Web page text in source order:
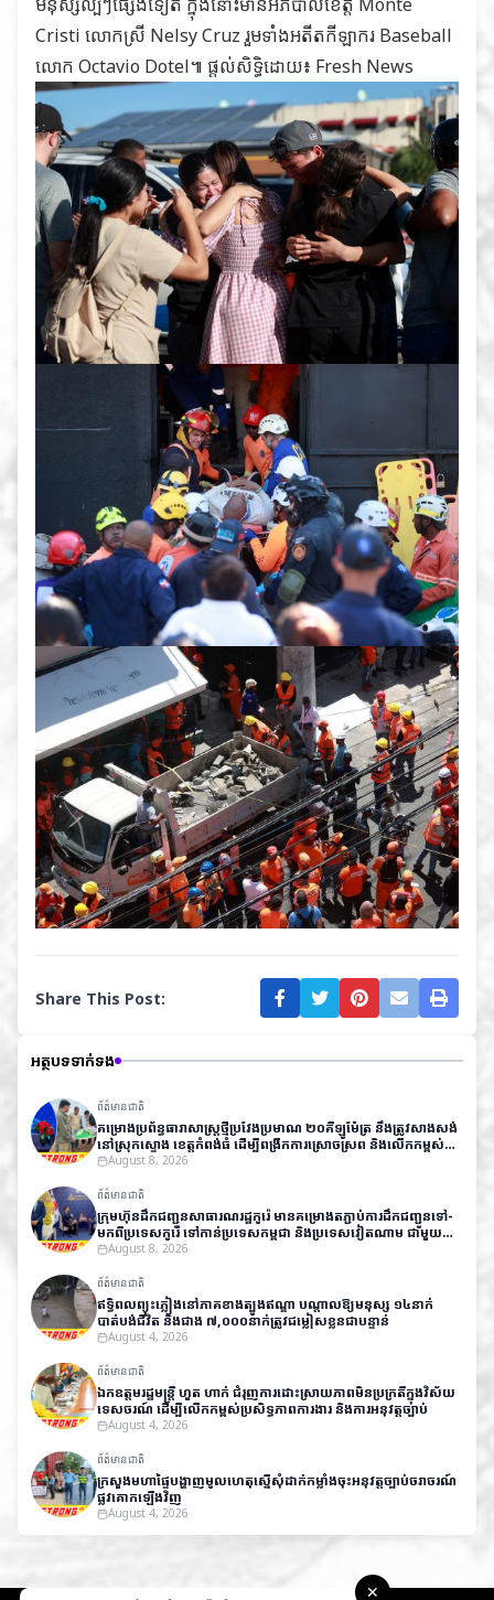
Cristi លោកស្រី Nelsy Cruz រួមទាំងអតីតកីឡាករ Baseball
លោក Octavio Dotel៕ ផ្ដល់សិទ្ធិដោយ៖ Fresh News
Share This Post:
អត្ថបទទាក់ទង
ព័ត៌មានជាតិ
គម្រោងប្រព័ន្ធធារាសាស្ត្រថ្មីប្រវែងប្រមាណ ២០គីឡូម៉ែត្រ នឹងត្រូវសាងសង់
នៅស្រុកស្ទោង ខេត្តកំពង់ធំ ដើម្បីពង្រីកការស្រោចស្រព និងលើកកម្ពស់
ផលិតភាពកសិកម្ម
August 8, 2026
ព័ត៌មានជាតិ
ក្រុមហ៊ុនដឹកជញ្ជូនសាធារណរដ្ឋកូរ៉េ មានគម្រោងតភ្ជាប់ការដឹកជញ្ជូនទៅ-
មកពីប្រទេសកូរ៉េ​ ទៅកាន់ប្រទេសកម្ពុជា និងប្រទេសវៀតណាម ជាមួយ
តម្លៃសមរម្យ
August 8, 2026
ព័ត៌មានជាតិ
ឥទ្ធិពលព្យុះភ្លៀងនៅភាគខាងត្បូងឥណ្ឌា បណ្តាលឱ្យមនុស្ស ១៤នាក់
បាត់បង់ជីវិត និងជាង ៧,០០០នាក់ត្រូវជម្លៀសខ្លួនជាបន្ទាន់
August 4, 2026
ព័ត៌មានជាតិ
ឯកឧត្តមរដ្ឋមន្ត្រី ហួត ហាក់ ជំរុញការដោះស្រាយភាពមិនប្រក្រតីក្នុងវិស័យ
ទេសចរណ៍ ដើម្បីលើកកម្ពស់ប្រសិទ្ធភាពការងារ និងការអនុវត្តច្បាប់
August 4, 2026
ព័ត៌មានជាតិ
ក្រសួងមហាផ្ទៃបង្ហាញមូលហេតុស្នើសុំដាក់កម្លាំងចុះអនុវត្តច្បាប់ចរាចរណ៍
ផ្លូវគោកឡើងវិញ
August 4, 2026
✕